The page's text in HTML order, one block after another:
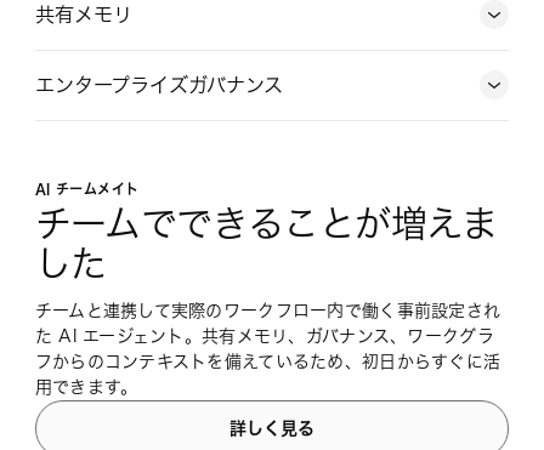
で把握できます。
共有メモリ
エンタープライズガバナンス
AI チームメイト
チームでできることが増えま
した
チームと連携して実際のワークフロー内で働く事前設定され
た AI エージェント。共有メモリ、ガバナンス、ワークグラ
フからのコンテキストを備えているため、初日からすぐに活
用できます。
詳しく見る